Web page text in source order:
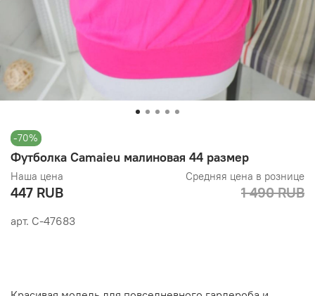
-70%
арт. С-47683
Футболка Camaieu малиновая 44 размер
Наша цена
447 RUB
Средняя цена в рознице
1 490 RUB